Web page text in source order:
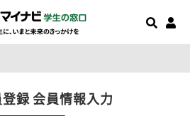
録 会員情報入力